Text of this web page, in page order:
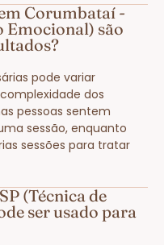
Corumbataí -
Emocional) são
pode variar
dos
pessoas sentem
sessão, enquanto
sessões para tratar
(Técnica de
ser usado para